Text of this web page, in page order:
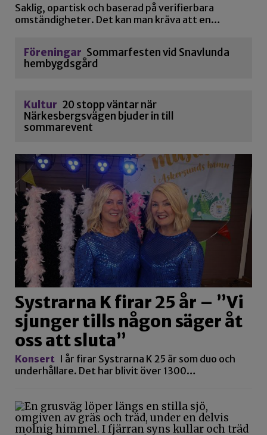
Saklig, opartisk och baserad på verifierbara
omständigheter. Det kan man kräva att en…
Föreningar Sommarfesten vid Snavlunda
hembygdsgård
Kultur 20 stopp väntar när
Närkesbergsvägen bjuder in till
sommarevent
Systrarna K firar 25 år – ”Vi
sjunger tills någon säger åt
oss att sluta”
Konsert I år firar Systrarna K 25 är som duo och
underhållare. Det har blivit över 1300…